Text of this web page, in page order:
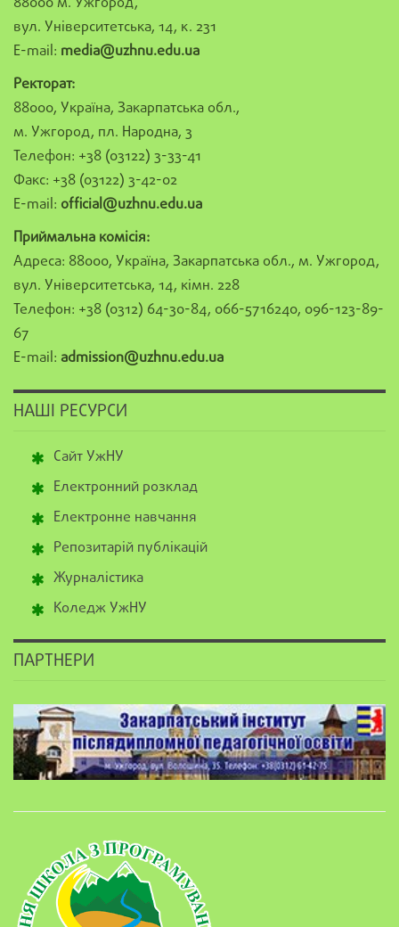
вул. Університетська, 14, к. 231
E-mail: media@uzhnu.edu.ua
Ректорат:
88000, Україна, Закарпатська обл.,
м. Ужгород, пл. Народна, 3
Телефон: +38 (03122) 3-33-41
Факс: +38 (03122) 3-42-02
E-mail: official@uzhnu.edu.ua
Приймальна комісія:
Адреса: 88000, Україна, Закарпатська обл., м. Ужгород,
вул. Університетська, 14, кімн. 228
Телефон: +38 (0312) 64-30-84, 066-5716240, 096-123-89-
67
E-mail: admission@uzhnu.edu.ua
НАШІ РЕСУРСИ
Сайт УжНУ
Електронний розклад
Електронне навчання
Репозитарій публікацій
Журналістика
Коледж УжНУ
ПАРТНЕРИ